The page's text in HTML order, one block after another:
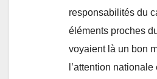
responsabilités du
éléments proches
voyaient là un bon
l’attention